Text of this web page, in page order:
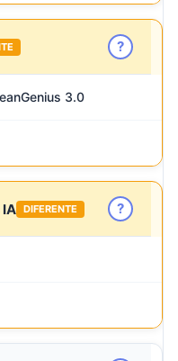
?
3.0
DIFERENTE ?